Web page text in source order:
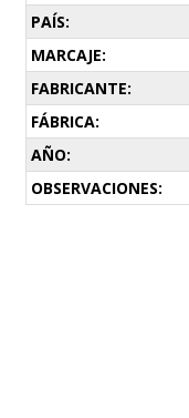
PAÍS:
MARCAJE:
FABRICANTE:
FÁBRICA:
AÑO:
OBSERVACIONES: